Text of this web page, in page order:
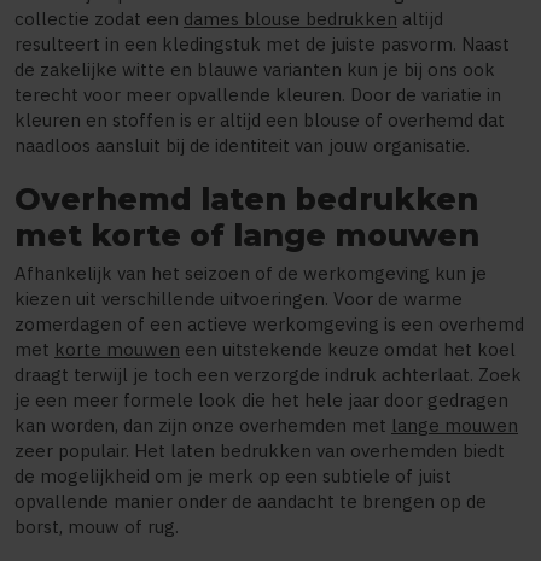
collectie zodat een dames blouse bedrukken altijd
resulteert in een kledingstuk met de juiste pasvorm. Naast
de zakelijke witte en blauwe varianten kun je bij ons ook
terecht voor meer opvallende kleuren. Door de variatie in
kleuren en stoffen is er altijd een blouse of overhemd dat
naadloos aansluit bij de identiteit van jouw organisatie.
Overhemd laten bedrukken
met korte of lange mouwen
Afhankelijk van het seizoen of de werkomgeving kun je
kiezen uit verschillende uitvoeringen. Voor de warme
zomerdagen of een actieve werkomgeving is een overhemd
met korte mouwen een uitstekende keuze omdat het koel
draagt terwijl je toch een verzorgde indruk achterlaat. Zoek
je een meer formele look die het hele jaar door gedragen
kan worden, dan zijn onze overhemden met lange mouwen
zeer populair. Het laten bedrukken van overhemden biedt
de mogelijkheid om je merk op een subtiele of juist
opvallende manier onder de aandacht te brengen op de
borst, mouw of rug.